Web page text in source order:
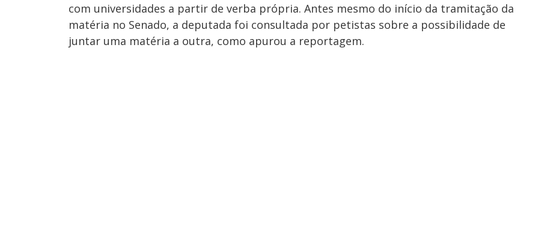
com universidades a partir de verba própria. Antes mesmo do início da tramitação da
matéria no Senado, a deputada foi consultada por petistas sobre a possibilidade de
juntar uma matéria a outra, como apurou a reportagem.